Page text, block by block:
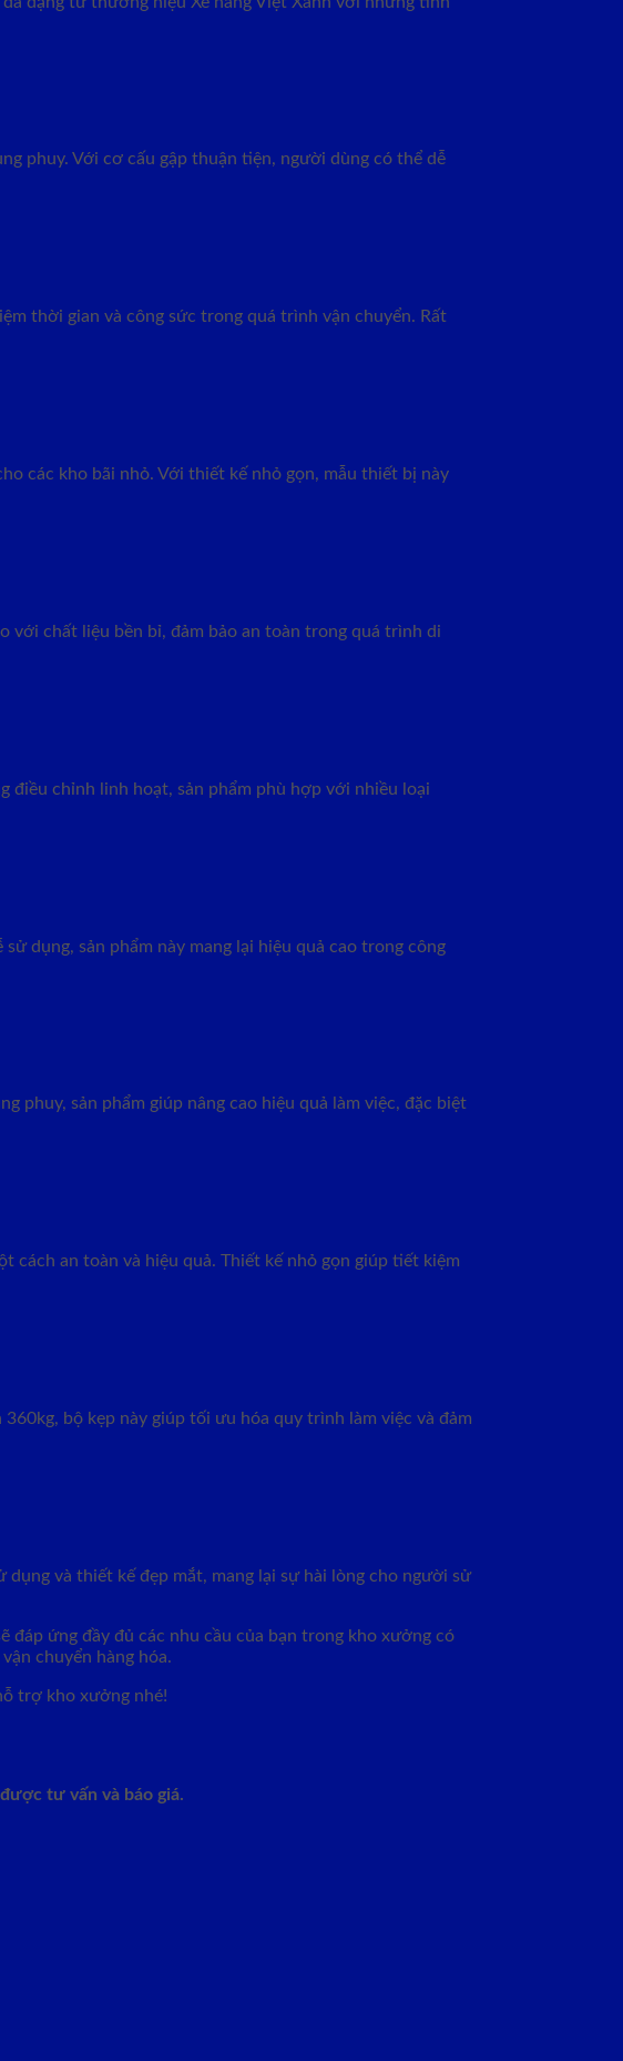
phuy. Với cơ cấu gập thuận tiện, người dùng có thể dễ
thời gian và công sức trong quá trình vận chuyển. Rất
các kho bãi nhỏ. Với thiết kế nhỏ gọn, mẫu thiết bị này
với chất liệu bền bỉ, đảm bảo an toàn trong quá trình di
điều chỉnh linh hoạt, sản phẩm phù hợp với nhiều loại
dụng, sản phẩm này mang lại hiệu quả cao trong công
phuy, sản phẩm giúp nâng cao hiệu quả làm việc, đặc biệt
cách an toàn và hiệu quả. Thiết kế nhỏ gọn giúp tiết kiệm
bộ kẹp này giúp tối ưu hóa quy trình làm việc và đảm
và thiết kế đẹp mắt, mang lại sự hài lòng cho người sử
đáp ứng đầy đủ các nhu cầu của bạn trong kho xưởng có
chuyển hàng hóa.
trợ kho xưởng nhé!
tư vấn và báo giá.